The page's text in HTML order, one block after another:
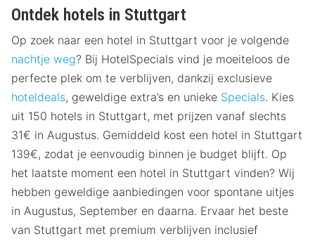
Ontdek hotels in Stuttgart
Op zoek naar een hotel in Stuttgart voor je volgende
nachtje weg? Bij HotelSpecials vind je moeiteloos de
perfecte plek om te verblijven, dankzij exclusieve
hoteldeals, geweldige extra’s en unieke Specials. Kies
uit 150 hotels in Stuttgart, met prijzen vanaf slechts
31€ in Augustus. Gemiddeld kost een hotel in Stuttgart
139€, zodat je eenvoudig binnen je budget blijft. Op
het laatste moment een hotel in Stuttgart vinden? Wij
hebben geweldige aanbiedingen voor spontane uitjes
in Augustus, September en daarna. Ervaar het beste
van Stuttgart met premium verblijven inclusief